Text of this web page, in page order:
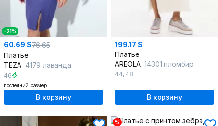
-21%
60.69 $76.65
Платье
TEZA 4179 лаванда
46
последний размер
В корзину
199.17 $
Платье
AREOLA 14301 пломбир
44, 48
В корзину
%